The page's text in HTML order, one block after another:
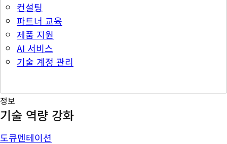
컨설팅
파트너 교육
제품 지원
AI 서비스
기술 계정 관리
정보
기술 역량 강화
도큐멘테이션